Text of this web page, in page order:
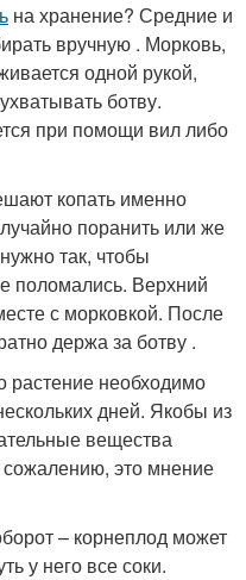
на хранение? Средние и
вручную . Морковь,
одной рукой,
ботву.
при помощи вил либо
копать именно
поранить или же
так, чтобы
поломались. Верхний
с морковкой. После
держа за ботву .
растение необходимо
дней. Якобы из
вещества
сожалению, это мнение
– корнеплод может
у него все соки.